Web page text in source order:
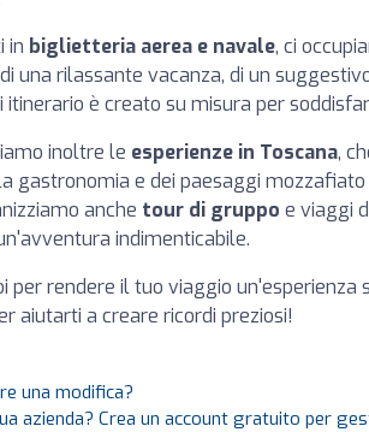
in biglietteria aerea e navale, ci
una rilassante vacanza, di un
itinerario è creato su misura per
inoltre le esperienze in Toscana,
gastronomia e dei paesaggi
anche tour di gruppo e viaggi
indimenticabile.
per rendere il tuo viaggio
aiutarti a creare ricordi preziosi!
una modifica?
azienda? Crea un account gratuito per